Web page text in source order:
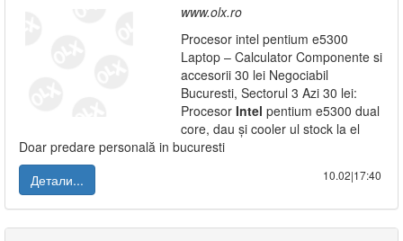
www.olx.ro
Procesor intel pentium e5300
Laptop – Calculator Componente si
accesorii 30 lei Negociabil
Bucuresti, Sectorul 3 Azi 30 lei:
Procesor Intel pentium e5300 dual
core, dau și cooler ul stock la el
Doar predare personală in bucuresti
Детали...
10.02|17:40